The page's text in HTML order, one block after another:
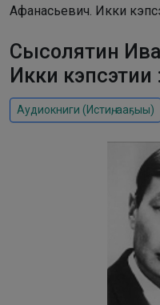
Афанасьевич. Икки
Сысолятин
Икки кэпсэтии
Аудиокниги (Истиҥ, ааҕыы)